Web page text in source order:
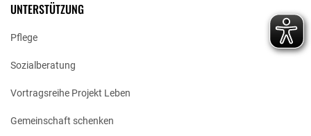
UNTERSTÜTZUNG
Pflege
Sozialberatung
Vortragsreihe Projekt Leben
Gemeinschaft schenken